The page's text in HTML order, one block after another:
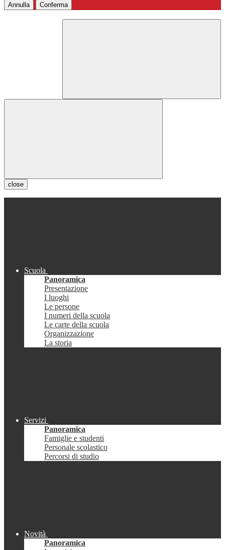
Annulla Conferma
close
Scuola
Panoramica
Presentazione
I luoghi
Le persone
I numeri della scuola
Le carte della scuola
Organizzazione
La storia
Servizi
Panoramica
Famiglie e studenti
Personale scolastico
Percorsi di studio
Novità
Panoramica